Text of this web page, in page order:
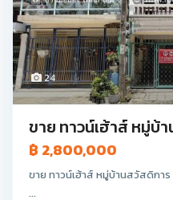
24
ขาย ทาวน์เฮ้าส์ หมู่บ้
฿ 2,800,000
ขาย ทาวน์เฮ้าส์ หมู่บ้านสวัสดิกา
...